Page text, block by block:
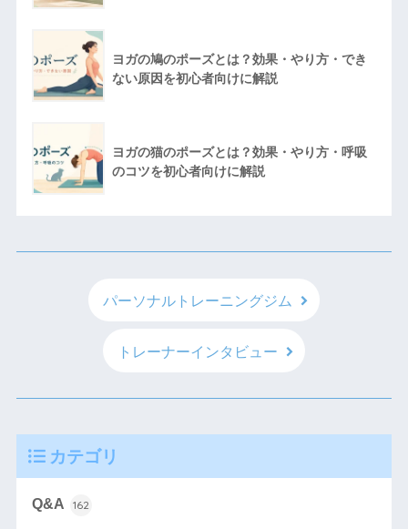
ヨガの鳩のポーズとは？効果・やり方・でき
ない原因を初心者向けに解説
ヨガの猫のポーズとは？効果・やり方・呼吸
のコツを初心者向けに解説
パーソナルトレーニングジム
トレーナーインタビュー
カテゴリ
Q&A 162